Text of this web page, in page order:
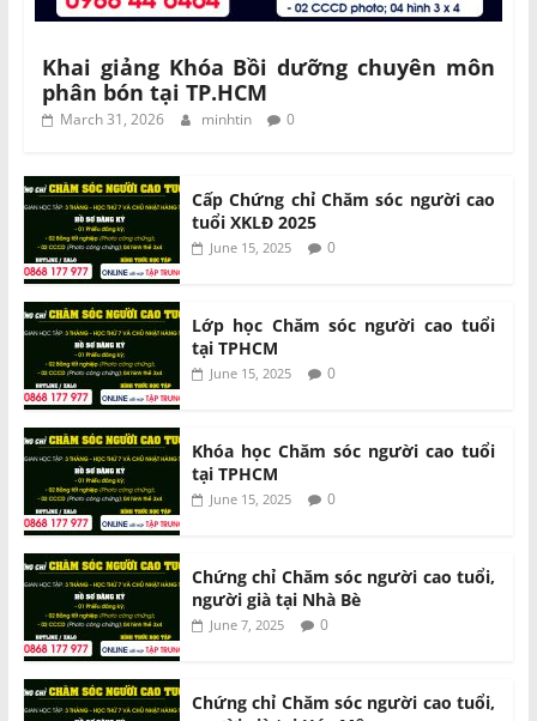
Khai giảng Khóa Bồi dưỡng chuyên môn
phân bón tại TP.HCM
March 31, 2026 minhtin 0
Cấp Chứng chỉ Chăm sóc người cao
tuổi XKLĐ 2025
June 15, 2025 0
Lớp học Chăm sóc người cao tuổi
tại TPHCM
June 15, 2025 0
Khóa học Chăm sóc người cao tuổi
tại TPHCM
June 15, 2025 0
Chứng chỉ Chăm sóc người cao tuổi,
người già tại Nhà Bè
June 7, 2025 0
Chứng chỉ Chăm sóc người cao tuổi,